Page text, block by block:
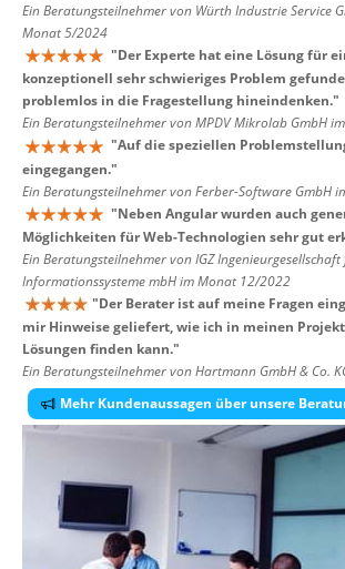
Ein Beratungsteilnehmer von Würth Industrie Service
Monat 5/2024
"Der Experte hat eine Lösung für
konzeptionell sehr schwieriges Problem
problemlos in die Fragestellung hineindenken."
Ein Beratungsteilnehmer von MPDV Mikrolab GmbH
"Auf die speziellen
eingegangen."
Ein Beratungsteilnehmer von Ferber-Software GmbH
"Neben Angular wurden auch
Möglichkeiten für Web-Technologien sehr gut
Ein Beratungsteilnehmer von IGZ
Informationssysteme mbH im Monat 12/2022
"Der Berater ist auf meine Fragen
mir Hinweise geliefert, wie ich in meinen
Lösungen finden kann."
Ein Beratungsteilnehmer von Hartmann GmbH & Co.
Mehr Kundenaussagen über unsere